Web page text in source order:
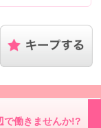
で働きませんか!?